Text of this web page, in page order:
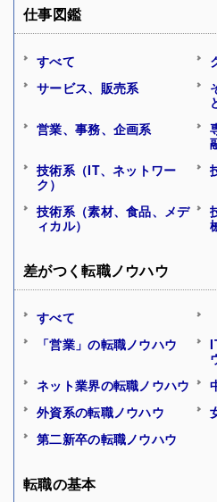
仕事図鑑
すべて
サービス、販売系
営業、事務、企画系
技術系（IT、ネットワー
ク）
技術系（素材、食品、メデ
ィカル）
差がつく転職ノウハウ
すべて
「営業」の転職ノウハウ
ネット業界の転職ノウハウ
外資系の転職ノウハウ
第二新卒の転職ノウハウ
転職の基本